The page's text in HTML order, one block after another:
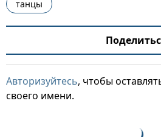
танцы
Авторизуйтесь, чтобы
своего имени.